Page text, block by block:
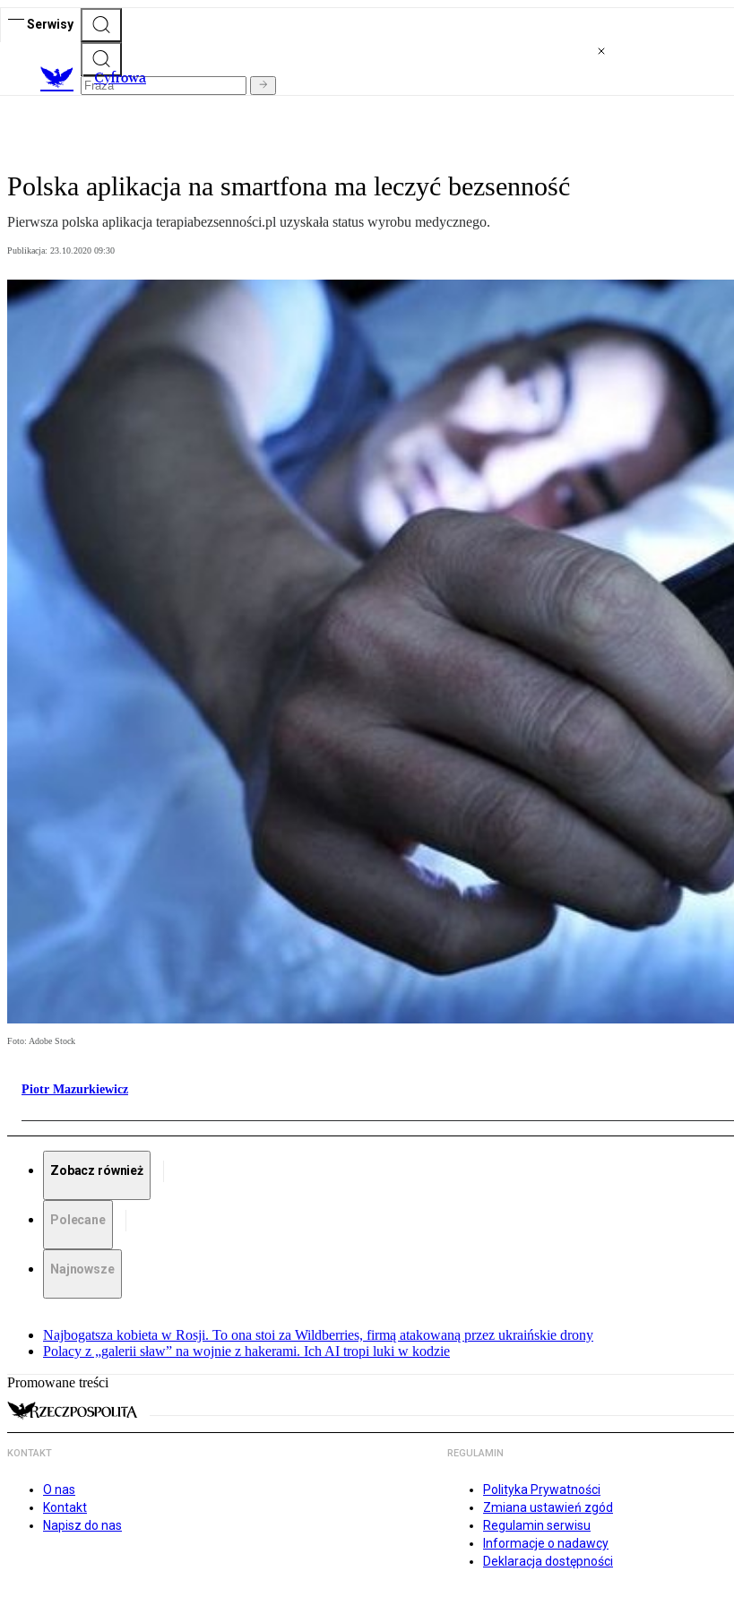
Serwisy
Cyfrowa
Polska aplikacja na smartfona ma leczyć bezsenność
Pierwsza polska aplikacja terapiabezsenności.pl uzyskała status wyrobu medycznego.
Publikacja: 23.10.2020 09:30
Foto: Adobe Stock
Piotr Mazurkiewicz
Zobacz również
Polecane
Najnowsze
Najbogatsza kobieta w Rosji. To ona stoi za Wildberries, firmą atakowaną przez ukraińskie drony
Polacy z „galerii sław” na wojnie z hakerami. Ich AI tropi luki w kodzie
Promowane treści
KONTAKT
O nas
Kontakt
Napisz do nas
REGULAMIN
Polityka Prywatności
Zmiana ustawień zgód
Regulamin serwisu
Informacje o nadawcy
Deklaracja dostępności